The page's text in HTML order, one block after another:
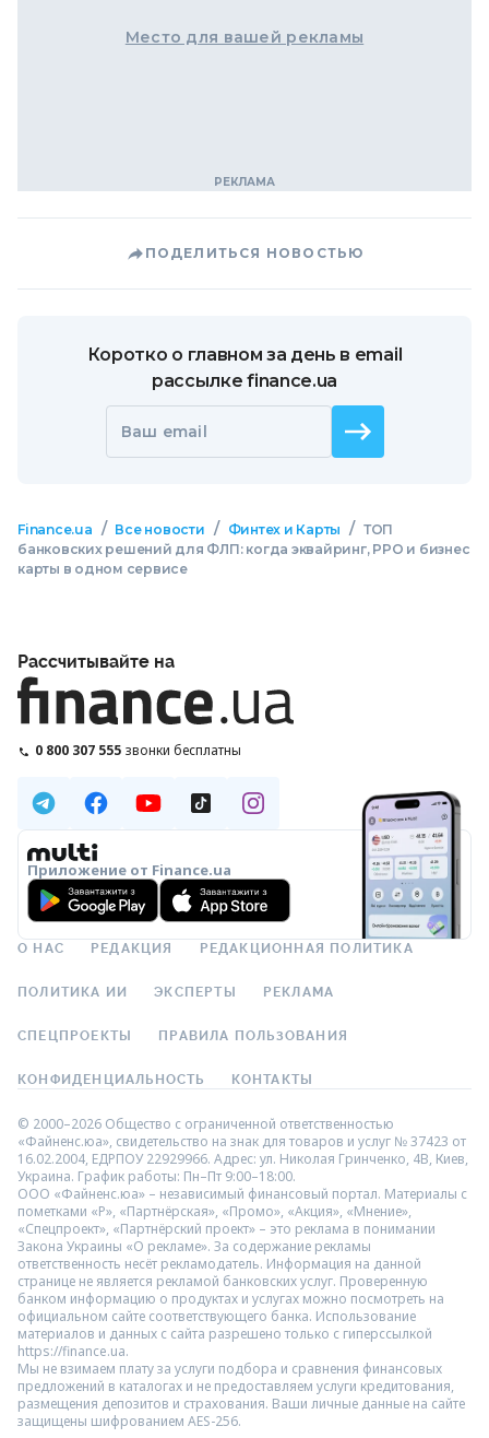
Место для вашей рекламы
ПОДЕЛИТЬСЯ НОВОСТЬЮ
Коротко о главном за день в email
рассылке finance.ua
Ваш email
Finance.ua / Все новости / Финтех и Карты / ТОП
банковских решений для ФЛП: когда эквайринг, РРО и бизнес
карты в одном сервисе
Рассчитывайте на
0 800 307 555 звонки бесплатны
Приложение от Finance.ua
О НАС РЕДАКЦИЯ РЕДАКЦИОННАЯ ПОЛИТИКА
ПОЛИТИКА ИИ ЭКСПЕРТЫ РЕКЛАМА
СПЕЦПРОЕКТЫ ПРАВИЛА ПОЛЬЗОВАНИЯ
КОНФИДЕНЦИАЛЬНОСТЬ КОНТАКТЫ
© 2000–2026 Общество с ограниченной ответственностью
«Файненс.юа», свидетельство на знак для товаров и услуг № 37423 от
16.02.2004, ЕДРПОУ 22929966. Адрес: ул. Николая Гринченко, 4В, Киев,
Украина. График работы: Пн–Пт 9:00–18:00.
ООО «Файненс.юа» – независимый финансовый портал. Материалы с
пометками «Р», «Партнёрская», «Промо», «Акция», «Мнение»,
«Спецпроект», «Партнёрский проект» – это реклама в понимании
Закона Украины «О рекламе». За содержание рекламы
ответственность несёт рекламодатель. Информация на данной
странице не является рекламой банковских услуг. Проверенную
банком информацию о продуктах и услугах можно посмотреть на
официальном сайте соответствующего банка. Использование
материалов и данных с сайта разрешено только с гиперссылкой
https://finance.ua.
Мы не взимаем плату за услуги подбора и сравнения финансовых
предложений в каталогах и не предоставляем услуги кредитования,
размещения депозитов и страхования. Ваши личные данные на сайте
защищены шифрованием AES-256.